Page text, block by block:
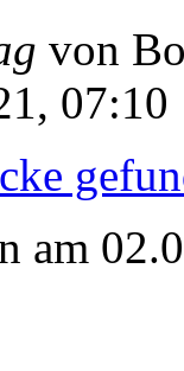
von
07:10
am